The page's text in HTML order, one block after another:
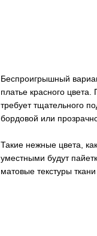
Беспроигрышный
платье красного
требует тщательного
бордовой или
Такие нежные цвета,
уместными будут
матовые текстуры